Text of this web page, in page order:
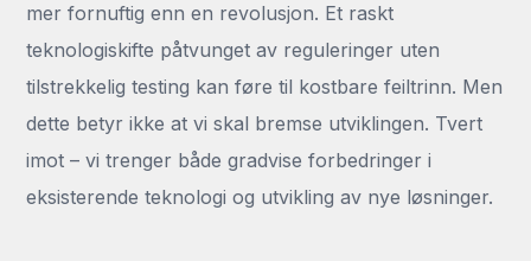
mer fornuftig enn en revolusjon. Et raskt
teknologiskifte påtvunget av reguleringer uten
tilstrekkelig testing kan føre til kostbare feiltrinn. Men
dette betyr ikke at vi skal bremse utviklingen. Tvert
imot – vi trenger både gradvise forbedringer i
eksisterende teknologi og utvikling av nye løsninger.